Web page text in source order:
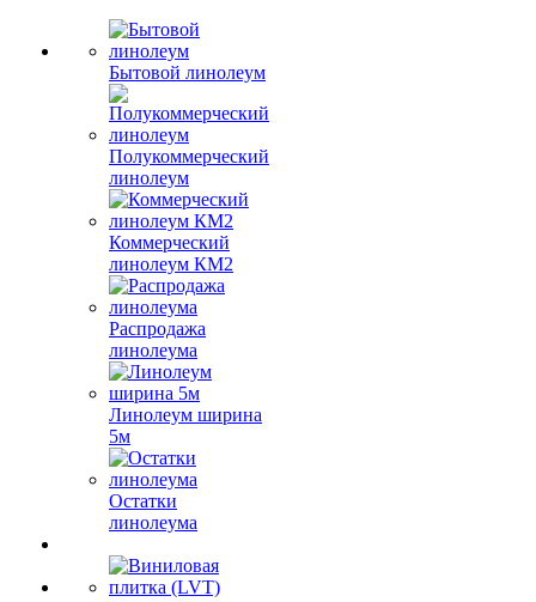
Бытовой линолеум
Полукоммерческий
линолеум
Коммерческий
линолеум КМ2
Распродажа
линолеума
Линолеум ширина
5м
Остатки
линолеума